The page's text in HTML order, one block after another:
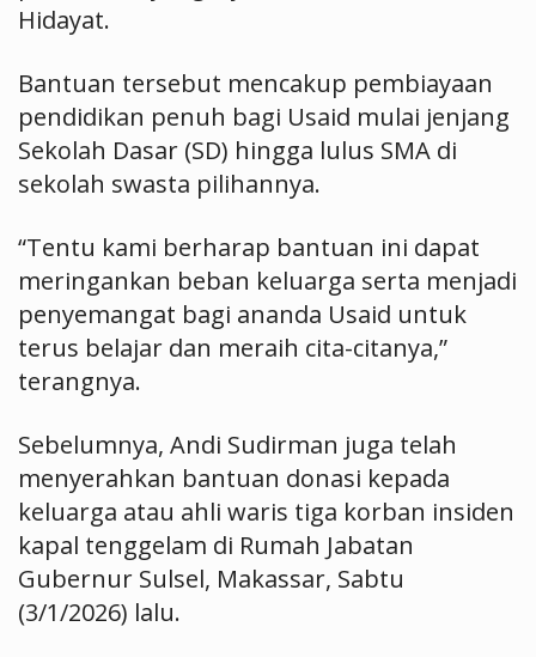
Hidayat.
Bantuan tersebut mencakup pembiayaan
pendidikan penuh bagi Usaid mulai jenjang
Sekolah Dasar (SD) hingga lulus SMA di
sekolah swasta pilihannya.
“Tentu kami berharap bantuan ini dapat
meringankan beban keluarga serta menjadi
penyemangat bagi ananda Usaid untuk
terus belajar dan meraih cita-citanya,”
terangnya.
Sebelumnya, Andi Sudirman juga telah
menyerahkan bantuan donasi kepada
keluarga atau ahli waris tiga korban insiden
kapal tenggelam di Rumah Jabatan
Gubernur Sulsel, Makassar, Sabtu
(3/1/2026) lalu.